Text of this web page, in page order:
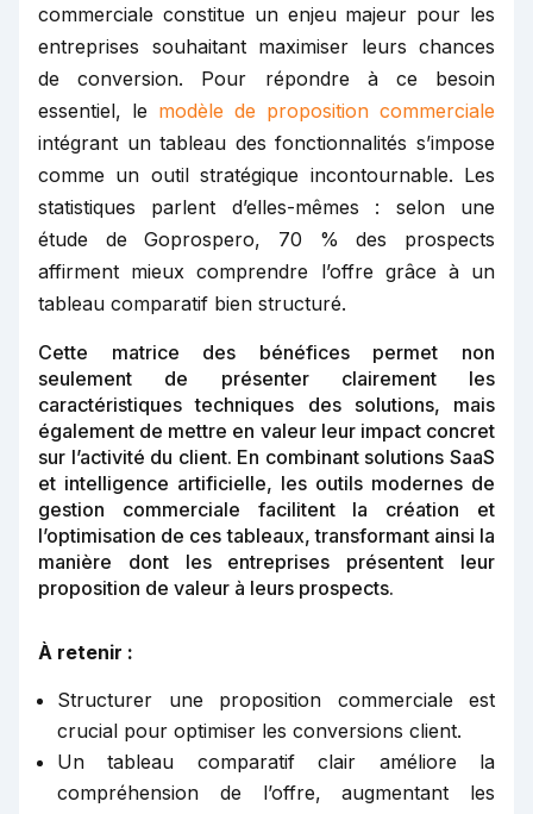
commerciale constitue un enjeu majeur pour les
entreprises souhaitant maximiser leurs chances
de conversion. Pour répondre à ce besoin
essentiel, le modèle de proposition commerciale
intégrant un tableau des fonctionnalités s’impose
comme un outil stratégique incontournable. Les
statistiques parlent d’elles-mêmes : selon une
étude de Goprospero, 70 % des prospects
affirment mieux comprendre l’offre grâce à un
tableau comparatif bien structuré.
Cette matrice des bénéfices permet non
seulement de présenter clairement les
caractéristiques techniques des solutions, mais
également de mettre en valeur leur impact concret
sur l’activité du client. En combinant solutions SaaS
et intelligence artificielle, les outils modernes de
gestion commerciale facilitent la création et
l’optimisation de ces tableaux, transformant ainsi la
manière dont les entreprises présentent leur
proposition de valeur à leurs prospects.
À retenir :
Structurer une proposition commerciale est
crucial pour optimiser les conversions client.
Un tableau comparatif clair améliore la
compréhension de l’offre, augmentant les